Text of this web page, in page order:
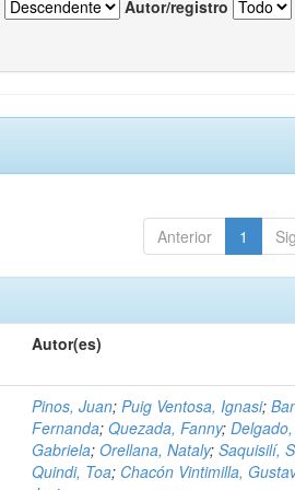
Autor/registro
Anterior 1
Autor(es)
Pinos, Juan;Puig Ventosa, Ignasi;
Fernanda;Quezada, Fanny;Delgado,
Gabriela;Orellana, Nataly;Saquisilí,
Quindi, Toa; Chacón Vintimilla,